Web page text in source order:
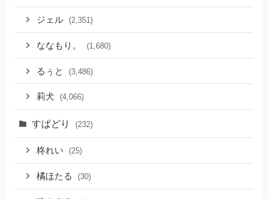
ジェル (2,351)
ななもり。 (1,680)
るぅと (3,486)
莉犬 (4,066)
すぱどり (232)
柊れい (25)
橘ほたる (30)